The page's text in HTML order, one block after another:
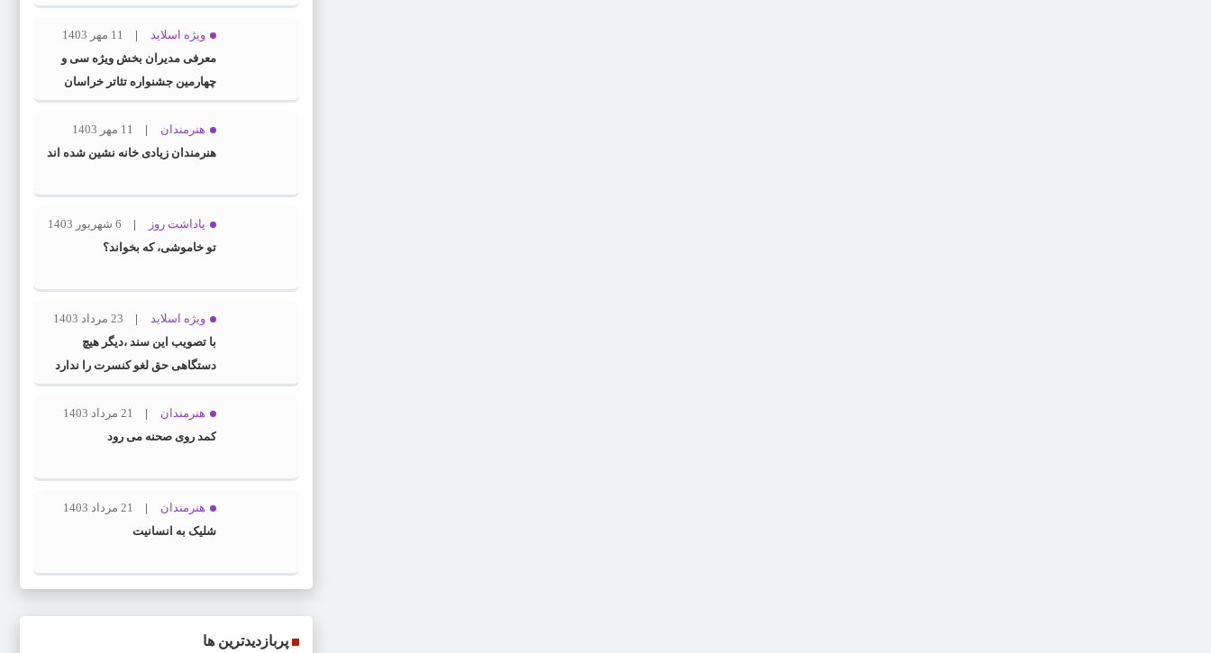
ویژه اسلاید
11 مهر 1403
معرفی مدیران بخش ویژه سی و
چهارمین جشنواره تئاتر خراسان
رضوی
هنرمندان
11 مهر 1403
هنرمندان زیادی خانه نشین شده اند
یاداشت روز
6 شهریور 1403
تو خاموشی، که بخواند؟
ویژه اسلاید
23 مرداد 1403
با تصویب این سند ،دیگر هیچ
دستگاهی حق لغو کنسرت را ندارد
هنرمندان
21 مرداد 1403
کمد روی صحنه می رود
هنرمندان
21 مرداد 1403
شلیک به انسانیت
پربازدیدترین ها